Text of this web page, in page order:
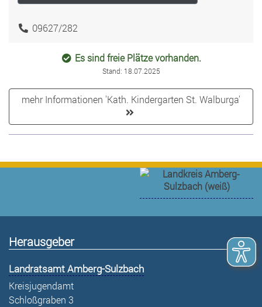
09627/282
Es sind freie Plätze vorhanden.
Stand: 18.07.2025
mehr Informationen 'Kath. Kindergarten St. Walburga'
Herausgeber
Landratsamt Amberg-Sulzbach
Kreisjugendamt
Schloßgraben 3